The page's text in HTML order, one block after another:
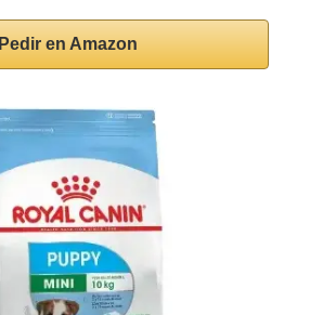
Pedir en Amazon